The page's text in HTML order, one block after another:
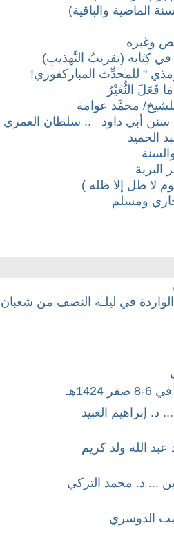
الماضية والباقية)
وغيره
كِتَابه (تقريبُ التَّهذيبِ)
" للمحدِّث المباركفوري!
فَعَلَ النُّغَيْرُ
محمَّد عوامة
سنن أبي داود
.. سلطان العمري
الحميد
البرية
لا ظل إلا ظله )
ومسلم
في ليلـة النصف من شعبان
د. إبراهيم العبيد
عبد الله ولد كريم
... د. محمد التركي
الدوسري